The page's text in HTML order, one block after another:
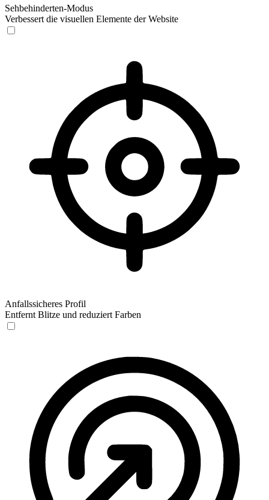
Sehbehinderten-Modus
Verbessert die visuellen Elemente der Website
Anfallssicheres Profil
Entfernt Blitze und reduziert Farben